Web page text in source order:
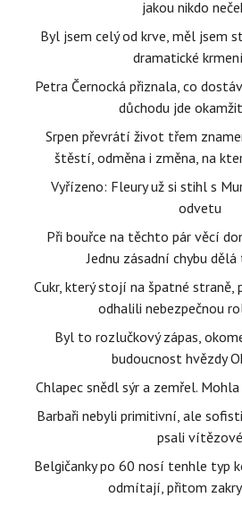
jakou nikdo
Byl jsem celý od krve, měl jsem
dramatické
Petra Černocká přiznala, co
důchodu jde
Srpen převrátí život třem
štěstí, odměna i změna, na
Vyřízeno: Fleury už si stihl s
odvetu
Při bouřce na těchto pár věcí
Jednu zásadní chybu
Cukr, který stojí na špatné straně,
odhalili nebezpečnou
Byl to rozlučkový zápas,
budoucnost hvězdy
Chlapec snědl sýr a zemřel.
Barbaři nebyli primitivní, ale
psali vítězové
Belgičanky po 60 nosí tenhle typ
odmítají, přitom